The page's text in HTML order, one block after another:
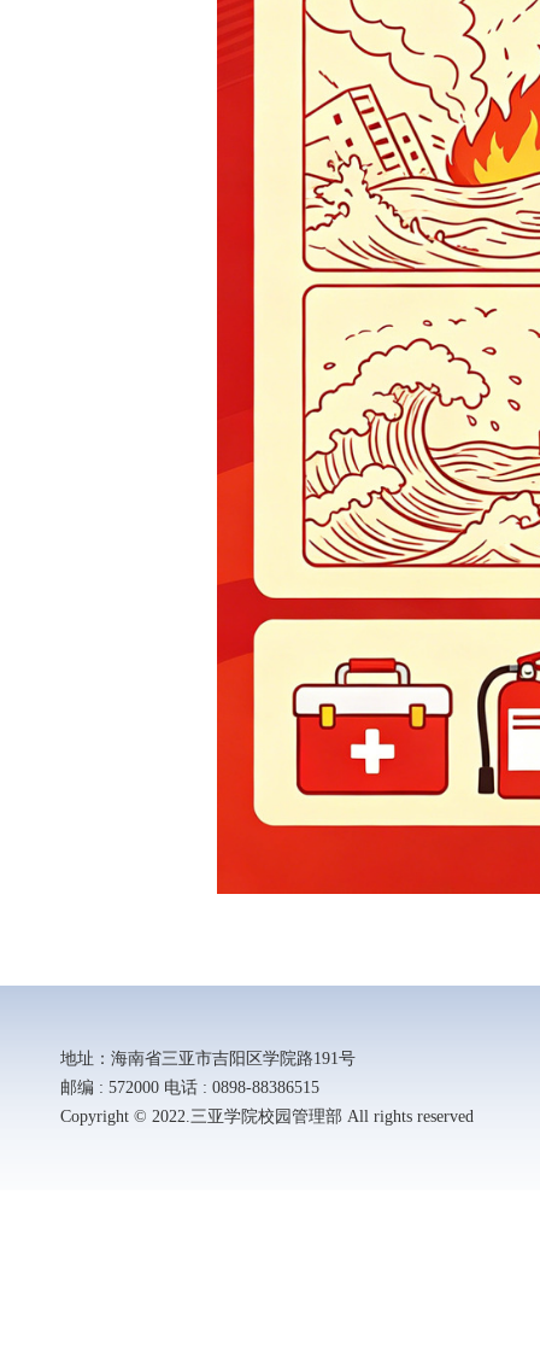
地址：海南省三亚市吉阳区学院路191号
邮编 : 572000 电话 : 0898-88386515
Copyright © 2022.三亚学院校园管理部 All rights reserved